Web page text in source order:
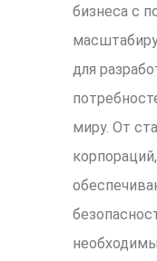
бизнеса с
для
миру. От